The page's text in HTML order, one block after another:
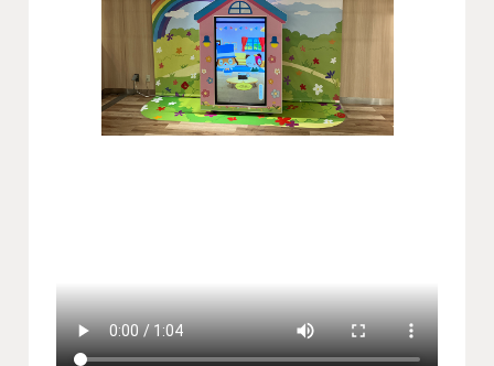
ご挨拶
企業理念
会社概要
グループ会社